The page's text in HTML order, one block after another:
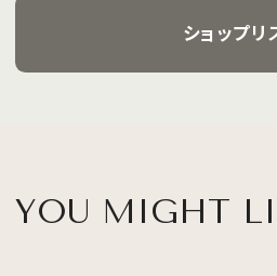
ショップリ
YOU MIGHT